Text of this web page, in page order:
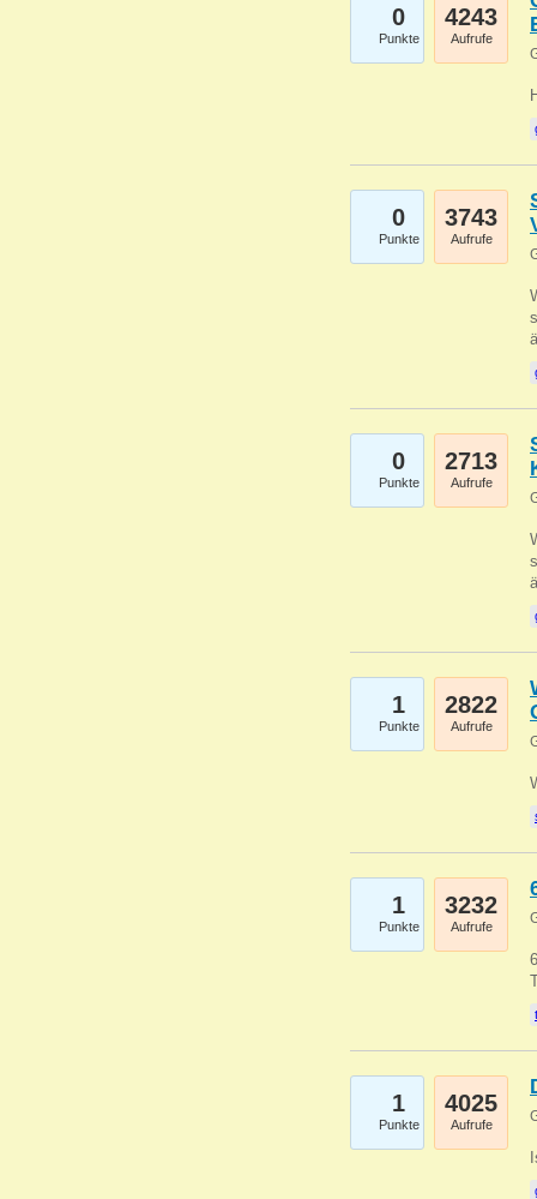
0
Punkte
4243
Aufrufe
0
Punkte
3743
Aufrufe
0
Punkte
2713
Aufrufe
1
Punkte
2822
Aufrufe
1
Punkte
3232
Aufrufe
1
Punkte
4025
Aufrufe